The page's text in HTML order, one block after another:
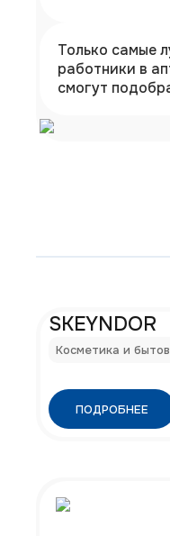
Только самые
работники в
смогут
SKEYNDOR
Косметика и
ПОДРОБНЕЕ